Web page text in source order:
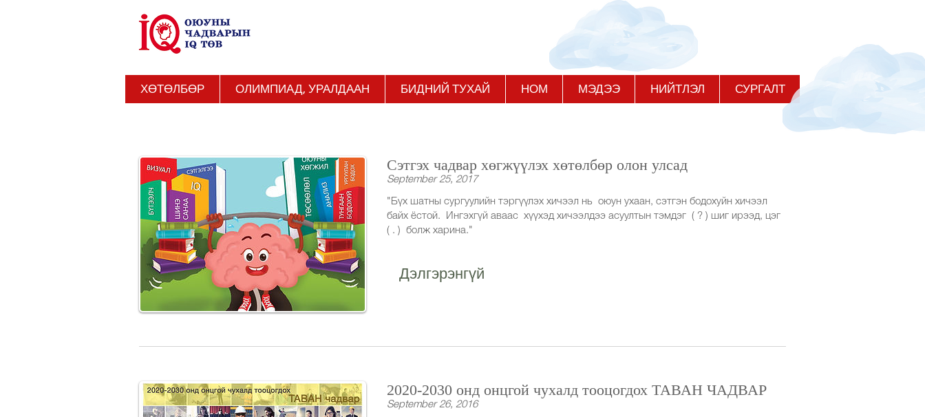
ХӨТӨЛБӨР ОЛИМПИАД, УРАЛДААН БИДНИЙ ТУХАЙ НОМ МЭДЭЭ НИЙТЛЭЛ СУРГАЛТ
Сэтгэх чадвар хөгжүүлэх хөтөлбөр олон улсад
September 25, 2017
"Бүх шатны сургуулийн тэргүүлэх хичээл нь оюун ухаан, сэтгэн бодохуйн хичээл
байх ёстой. Ингэхгүй аваас хүүхэд хичээлдээ асуултын тэмдэг ( ? ) шиг ирээд, цэг
( . ) болж харина."
Дэлгэрэнгүй
2020-2030 онд онцгой чухалд тооцогдох ТАВАН ЧАДВАР
September 26, 2016